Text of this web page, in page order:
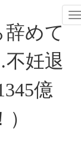
辞めて
妊退
億